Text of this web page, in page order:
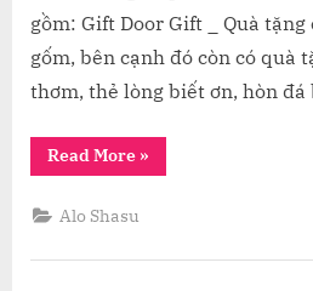
gồm: Gift Door Gift _ Quà
gốm, bên cạnh đó còn có quà
thơm, thẻ lòng biết ơn, hòn
Read More“ALO
SHASU
hiệu
5
»
Alo Shasu